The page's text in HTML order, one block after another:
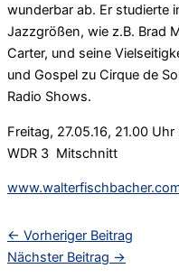
wunderbar ab. Er studierte
Jazzgrößen, wie z.B. Brad
Carter, und seine
und Gospel zu Cirque de
Radio Shows.
Freitag, 27.05.16, 21.00
WDR 3 Mitschnitt
← Vorheriger Beitrag
Nächster Beitrag →